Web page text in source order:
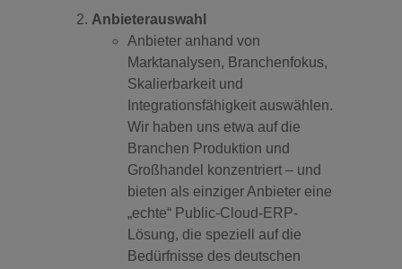
Anbieterauswahl
Anbieter anhand von
Marktanalysen, Branchenfokus,
Skalierbarkeit und
Integrationsfähigkeit auswählen.
Wir haben uns etwa auf die
Branchen Produktion und
Großhandel konzentriert – und
bieten als einziger Anbieter eine
„echte“ Public-Cloud-ERP-
Lösung, die speziell auf die
Bedürfnisse des deutschen